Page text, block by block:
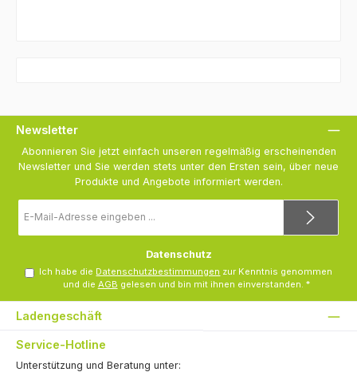
Newsletter
Abonnieren Sie jetzt einfach unseren regelmäßig erscheinenden
Newsletter und Sie werden stets unter den Ersten sein, über neue
Produkte und Angebote informiert werden.
Mail-
Adresse
Datenschutz
Ich habe die Datenschutzbestimmungen zur Kenntnis genommen
und die AGB gelesen und bin mit ihnen einverstanden. *
Ladengeschäft
Service-Hotline
Unterstützung und Beratung unter: